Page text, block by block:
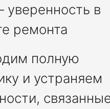
в
ремонта
полную
и устраняем